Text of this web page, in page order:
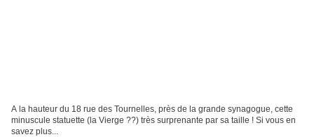
A la hauteur du 18 rue des Tournelles, près de la grande synagogue, cette
minuscule statuette (la Vierge ??) très surprenante par sa taille ! Si vous en
savez plus...